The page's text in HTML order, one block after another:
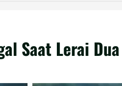
Saat Lerai